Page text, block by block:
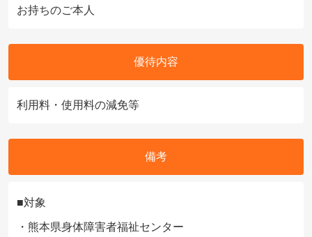
お持ちのご本人
優待内容
利用料・使用料の減免等
備考
■対象
・熊本県身体障害者福祉センター